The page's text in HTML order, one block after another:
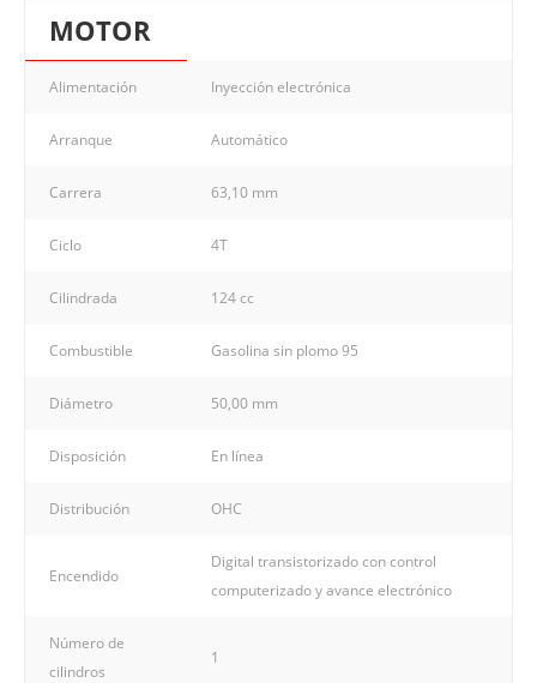
MOTOR
Alimentación Inyección electrónica
Arranque Automático
Carrera 63,10 mm
Ciclo 4T
Cilindrada 124 cc
Combustible Gasolina sin plomo 95
Diámetro 50,00 mm
Disposición En línea
Distribución OHC
Encendido
Digital transistorizado con control
computerizado y avance electrónico
Número de
cilindros
1